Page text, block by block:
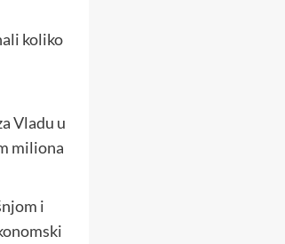
koliko
Vladu u
miliona
i